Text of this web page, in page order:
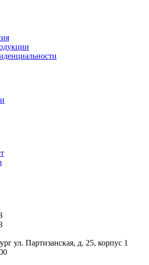
ул. Партизанская, д. 25, корпус 1